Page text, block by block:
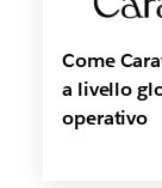
Come
a livello
operativo